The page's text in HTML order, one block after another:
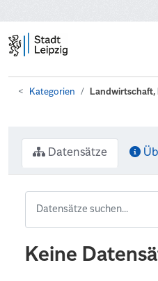
Kategorien Landwirtschaft,
Datensätze
Keine